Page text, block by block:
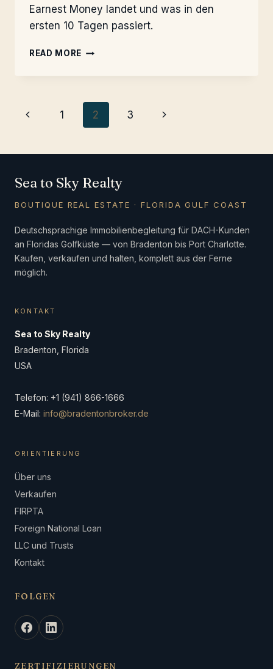
Earnest Money landet und was in den
ersten 10 Tagen passiert.
READ MORE ESCROW
ERKLÄRT
Page
Previous
1 2 3
Next
Sea to Sky Realty
BOUTIQUE REAL ESTATE · FLORIDA GULF COAST
Deutschsprachige Immobilienbegleitung für DACH-Kunden
an Floridas Golfküste — von Bradenton bis Port Charlotte.
Kaufen, verkaufen und halten, komplett aus der Ferne
möglich.
KONTAKT
Sea to Sky Realty
Bradenton, Florida
USA
Telefon: +1 (941) 866-1666
E-Mail: info@bradentonbroker.de
ORIENTIERUNG
Über uns
Verkaufen
FIRPTA
Foreign National Loan
LLC und Trusts
Kontakt
FOLGEN
ZERTIFIZIERUNGEN